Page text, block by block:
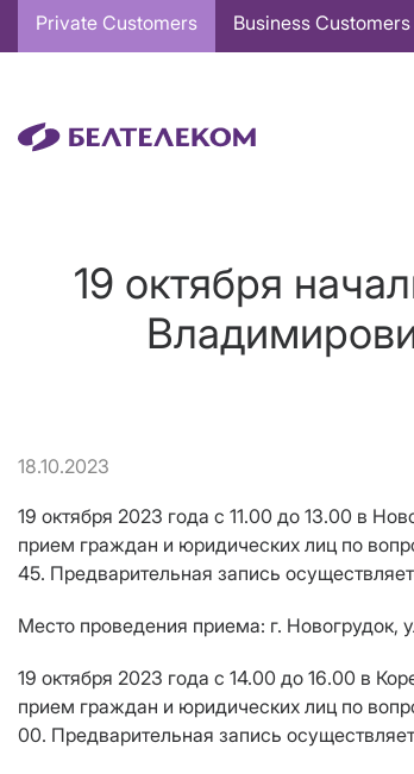
Основная
навигация
Private Customers Business Customers
19 октября
18.10.2023
19 октября 2023 года с 11.00 до 13.00 в
прием граждан и юридических лиц по
45. Предварительная запись
Место проведения приема: г. Новогрудок,
19 октября 2023 года с 14.00 до 16.00 в
прием граждан и юридических лиц по
00. Предварительная запись